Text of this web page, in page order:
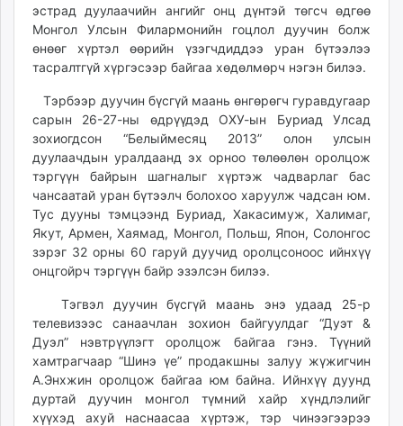
Eguur.mn
24tsag.mn
shuud.mn
eagle.mn
ergelt.mn
zarig.mn
today.mn
zuv.mn
mminfo.mn
ugluu.mn
urlag.mn
unen.mn
asu.mn
shudarga.mn
shuurhai.mn
unuudur.mn
isee.mn
mglradio.com
fact.mn
эстрад дуулаачийн ангийг онц дүнтэй төгсч өдгөө
Монгол Улсын Филармонийн гоцлол дуучин болж
өнөөг хүртэл өөрийн үзэгчдиддээ уран бүтээлээ
тасралтгүй хүргэсээр байгаа хөдөлмөрч нэгэн билээ.
Тэрбээр дуучин бүсгүй маань өнгөрөгч гуравдугаар
сарын 26-27-ны өдрүүдэд ОХУ-ын Буриад Улсад
зохиогдсон “Белыймесяц 2013” олон улсын
дуулаачдын уралдаанд эх орноо төлөөлөн оролцож
тэргүүн байрын шагналыг хүртэж чадварлаг бас
чансаатай уран бүтээлч болохоо харуулж чадсан юм.
Тус дууны тэмцээнд Буриад, Хакасимуж, Халимаг,
Якут, Армен, Хаямад, Монгол, Польш, Япон, Солонгос
зэрэг 32 орны 60 гаруй дуучид оролцсоноос ийнхүү
онцгойрч тэргүүн байр эзэлсэн билээ.
Тэгвэл дуучин бүсгүй маань энэ удаад 25-р
телевизээс санаачлан зохион байгуулдаг “Дуэт &
Дуэл” нэвтрүүлэгт оролцож байгаа гэнэ. Түүний
хамтрагчаар “Шинэ үе” продакшны залуу жүжигчин
А.Энхжин оролцож байгаа юм байна. Ийнхүү дуунд
дуртай дуучин монгол түмний хайр хүндлэлийг
хүүхэд ахуй наснаасаа хүртэж, тэр чинээгээрээ